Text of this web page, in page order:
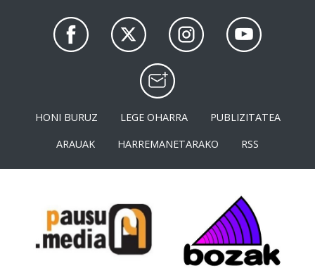
HONI BURUZ LEGE OHARRA
PUBLIZITATEA
ARAUAK
HARREMANETARAKO RSS